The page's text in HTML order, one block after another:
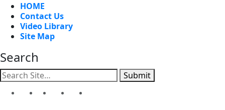
HOME
Contact Us
Video Library
Site Map
Search
Submit